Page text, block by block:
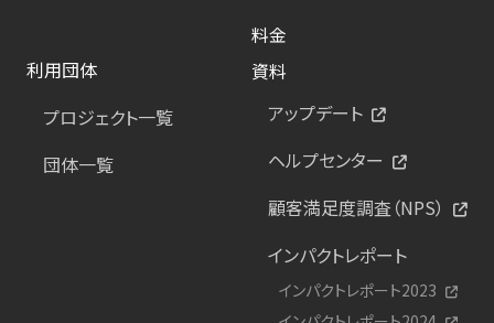
料金
利用団体
プロジェクト一覧
団体一覧
資料
アップデート
ヘルプセンター
顧客満足度調査（NPS）
インパクトレポート
インパクトレポート2023